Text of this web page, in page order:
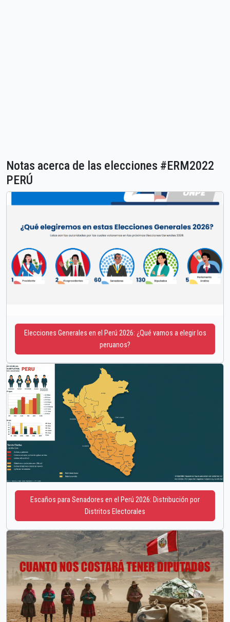
Notas acerca de las elecciones #ERM2022
PERÚ
Elecciones Generales en el Perú 2026: ¿Qué vamos a elegir los
peruanos?
Escaños para Senadores en el Perú 2026: Distribución por
Distritos Electorales